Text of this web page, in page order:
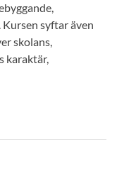
syftar även
skolans,
karaktär,